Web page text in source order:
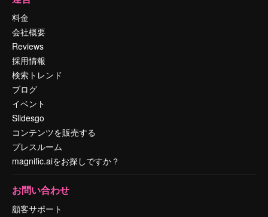
料金
会社概要
Reviews
採用情報
検索トレンド
ブログ
イベント
Slidesgo
コンテンツを販売する
プレスルーム
magnific.aiをお探しですか？
お問い合わせ
顧客サポート